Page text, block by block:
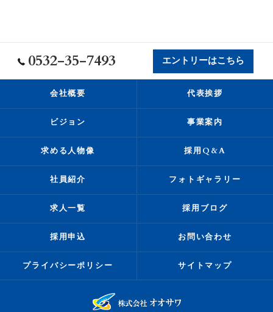
0532-35-7493 エントリーはこちら
会社概要 代表挨拶
ビジョン 事業案内
求める人物像 採用Q&A
社員紹介 フォトギャラリー
求人一覧 採用ブログ
採用申込 お問い合わせ
プライバシーポリシー サイトマップ